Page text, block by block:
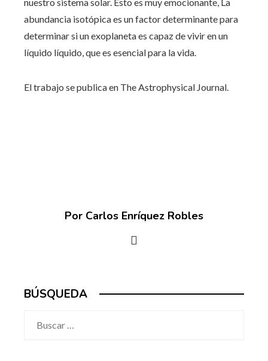
abundancia isotópica es un factor determinante para
determinar si un exoplaneta es capaz de vivir en un
líquido líquido, que es esencial para la vida.
El trabajo se publica en The Astrophysical Journal.
Por Carlos Enríquez Robles
BÚSQUEDA